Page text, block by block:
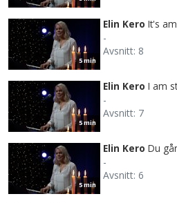
5 min
Elin Kero It's
-
Avsnitt: 8
5 min
Elin Kero I am
-
Avsnitt: 7
5 min
Elin Kero Du
-
Avsnitt: 6